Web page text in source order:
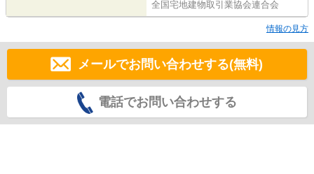
全国宅地建物取引業協会連合会
情報の見方
メールでお問い合わせする(無料)
電話でお問い合わせする